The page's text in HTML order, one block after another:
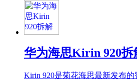
华为海思Kirin 920拆
Kirin 920是菊花海思最新发布